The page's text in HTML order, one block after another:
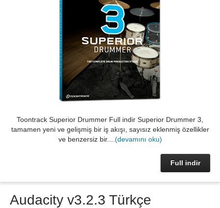
Toontrack Superior Drummer Full indir Superior Drummer 3,
tamamen yeni ve gelişmiş bir iş akışı, sayısız eklenmiş özellikler
ve benzersiz bir.... (devamını oku)
Full indir
Audacity v3.2.3 Türkçe